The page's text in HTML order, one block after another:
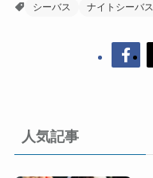
シーバス
ナイトシーバス
人気記事